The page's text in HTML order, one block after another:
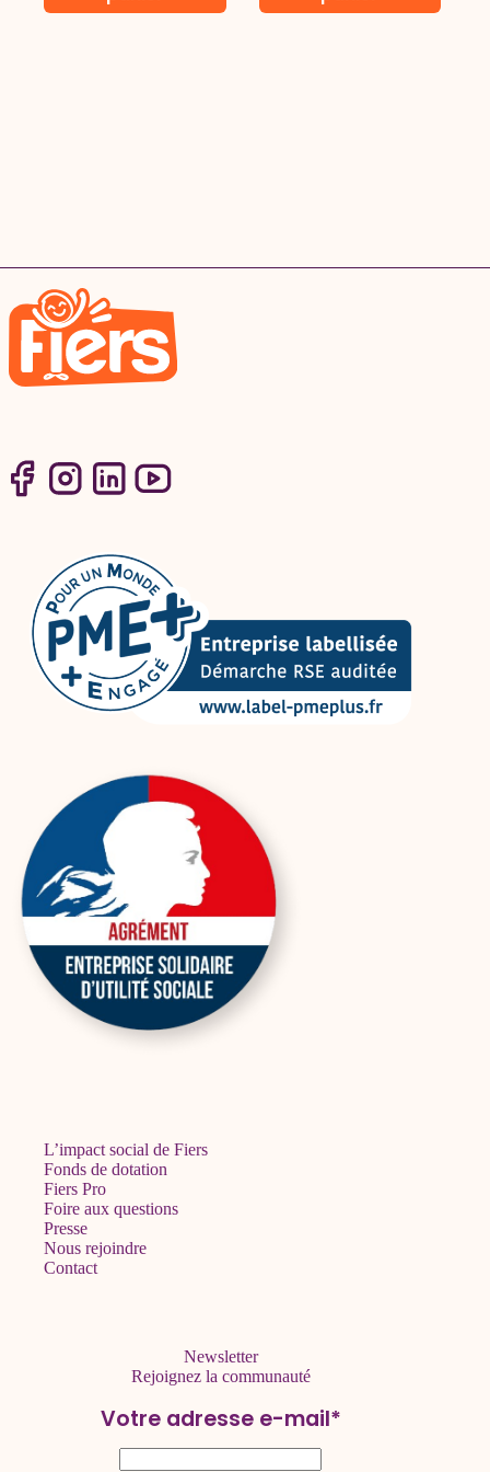
L’impact social de Fiers
Fonds de dotation
Fiers Pro
Foire aux questions
Presse
Nous rejoindre
Contact
Newsletter
Rejoignez la communauté
Votre adresse e-mail*